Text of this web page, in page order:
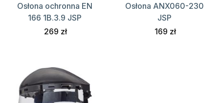
Osłona ochronna EN
166 1B.3.9 JSP
269 zł
Osłona ANX060-230
JSP
169 zł